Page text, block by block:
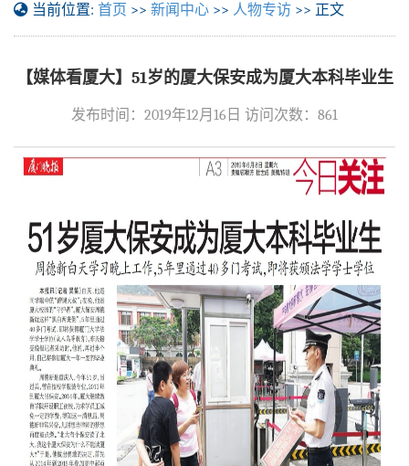
当前位置: 首页 >> 新闻中心 >> 人物专访 >> 正文
【媒体看厦大】51岁的厦大保安成为厦大本科毕业生
发布时间：2019年12月16日 访问次数： 861